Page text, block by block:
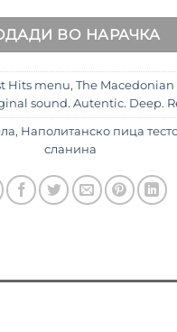
ВО НАРАЧКА
Hits menu, The
sound. Autentic. Deep.
, Наполитанско пица
сланина